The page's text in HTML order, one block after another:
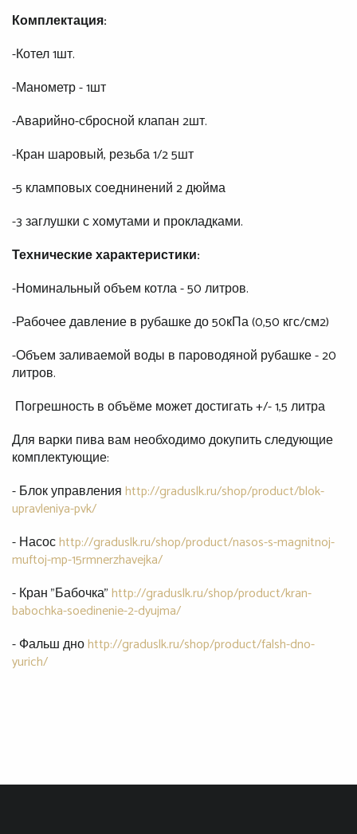
Комплектация:
-Котел 1шт.
-Манометр - 1шт
-Аварийно-сбросной клапан 2шт.
-Кран шаровый, резьба 1/2 5шт
-5 кламповых соеднинений 2 дюйма
-3 заглушки с хомутами и прокладками.
Технические характеристики:
-Номинальный объем котла - 50 литров.
-Рабочее давление в рубашке до 50кПа (0,50 кгс/см2)
-Объем заливаемой воды в пароводяной рубашке - 20
литров.
Погрешность в объёме может достигать +/- 1,5 литра
Для варки пива вам необходимо докупить следующие
комплектующие:
- Блок управленияhttp://graduslk.ru/shop/product/blok-
upravleniya-pvk/
- Насосhttp://graduslk.ru/shop/product/nasos-s-magnitnoj-
muftoj-mp-15rmnerzhavejka/
- Кран "Бабочка"http://graduslk.ru/shop/product/kran-
babochka-soedinenie-2-dyujma/
- Фальш дноhttp://graduslk.ru/shop/product/falsh-dno-
yurich/